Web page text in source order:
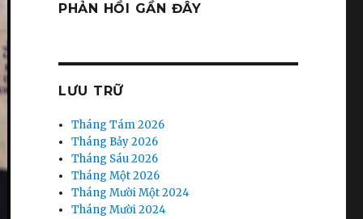
PHẢN HỒI GẦN ĐÂY
LƯU TRỮ
Tháng Tám 2026
Tháng Bảy 2026
Tháng Sáu 2026
Tháng Một 2026
Tháng Mười Một 2024
Tháng Mười 2024